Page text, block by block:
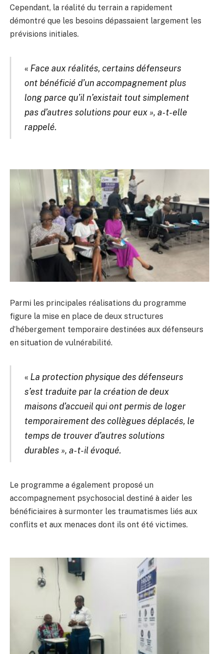
Cependant, la réalité du terrain a rapidement
démontré que les besoins dépassaient largement les
prévisions initiales.
« Face aux réalités, certains défenseurs
ont bénéficié d’un accompagnement plus
long parce qu’il n’existait tout simplement
pas d’autres solutions pour eux », a-t-elle
rappelé.
Parmi les principales réalisations du programme
figure la mise en place de deux structures
d’hébergement temporaire destinées aux défenseurs
en situation de vulnérabilité.
« La protection physique des défenseurs
s’est traduite par la création de deux
maisons d’accueil qui ont permis de loger
temporairement des collègues déplacés, le
temps de trouver d’autres solutions
durables », a-t-il évoqué.
Le programme a également proposé un
accompagnement psychosocial destiné à aider les
bénéficiaires à surmonter les traumatismes liés aux
conflits et aux menaces dont ils ont été victimes.